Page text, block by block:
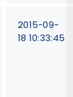
2015-09-
18 10:33:45